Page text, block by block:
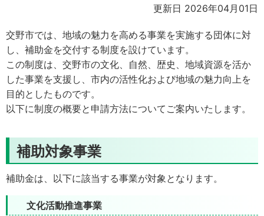
更新日 2026年04月01日
交野市では、地域の魅力を高める事業を実施する団体に対
し、補助金を交付する制度を設けています。
この制度は、交野市の文化、自然、歴史、地域資源を活か
した事業を支援し、市内の活性化および地域の魅力向上を
目的としたものです。
以下に制度の概要と申請方法についてご案内いたします。
補助対象事業
補助金は、以下に該当する事業が対象となります。
文化活動推進事業